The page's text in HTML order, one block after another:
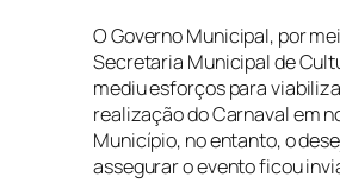
O Governo Municipal, por
Secretaria Municipal de
mediu esforços para
realização do Carnaval em
Município, no entanto, o
assegurar o evento ficou